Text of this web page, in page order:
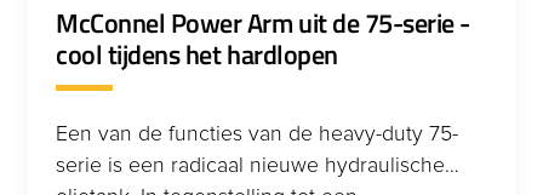
McConnel Power Arm uit de 75-serie -
cool tijdens het hardlopen
Een van de functies van de heavy-duty 75-
serie is een radicaal nieuwe hydraulische